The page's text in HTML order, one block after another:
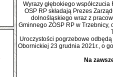
Wyrazy głębokiego
OSP RP składają Prezes
dolnośląskiego wraz z
Gminnego ZOSP RP w
Uroczystości pogrzebowe
Obornickiej 23 grudnia 2021r., o
Na